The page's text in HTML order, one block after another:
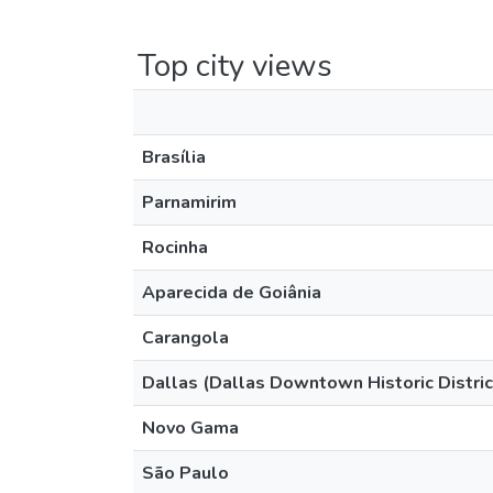
Top city views
Brasília
Parnamirim
Rocinha
Aparecida de Goiânia
Carangola
Dallas (Dallas Downtown Historic
Novo Gama
São Paulo